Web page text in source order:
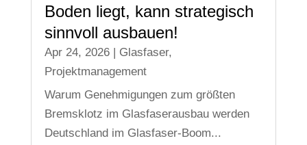
Boden liegt, kann strategisch
sinnvoll ausbauen!
Apr 24, 2026| Glasfaser,
Projektmanagement
Warum Genehmigungen zum größten
Bremsklotz im Glasfaserausbau werden
Deutschland im Glasfaser-Boom...